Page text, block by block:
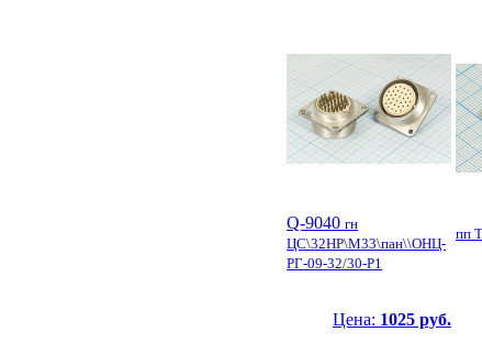
Q-9040 гн
ЦС\32HP\М33\пан\\ОНЦ-
РГ-09-32/30-Р1
Цена: 1025 руб.
пп